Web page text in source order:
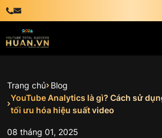
Trang chủ Blog
YouTube Analytics là gì? Cách sử
tối ưu hóa hiệu suất video
08 tháng 01, 2025